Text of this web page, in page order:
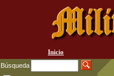
Inicio
Búsqueda